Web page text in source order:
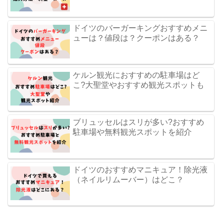
ドイツのバーガーキングおすすめメニ
ューは？値段は？クーポンはある？
ケルン観光におすすめの駐車場はど
こ?大聖堂やおすすめ観光スポットも
ブリュッセルはスリが多い?おすすめ
駐車場や無料観光スポットを紹介
ドイツのおすすめマニキュア！除光液
（ネイルリムーバー）はどこ？